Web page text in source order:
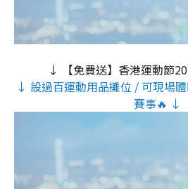
↓ 【免費送】香港運動節
↓ 設過百運動用品攤位 / 可現場
賽事🔥 ↓